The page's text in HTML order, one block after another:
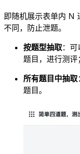
即随机展示表单内 N
不同，防止泄题。
按题型抽取：
题目，进行测评；
所有题目中抽取
题目。